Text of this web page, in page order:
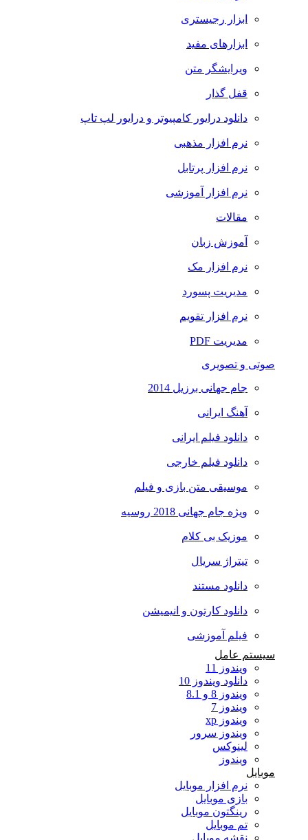
ابزار رجیستری
ابزارهای مفید
ویرایشگر متن
قفل گذار
دانلود درایور کامپیوتر و درایور لپ تاپ
نرم افزار مذهبی
نرم افزار پرتابل
نرم افزار آموزشی
مقالات
آموزش زبان
نرم افزار مک
مدیریت پسورد
نرم افزار تقویم
مدیریت PDF
صوتی و تصویری
جام جهانی برزیل 2014
آهنگ ایرانی
دانلود فیلم ایرانی
دانلود فیلم خارجی
موسیقی متن بازی و فیلم
ویژه جام جهانی 2018 روسیه
موزیک بی کلام
تیتراژ سریال
دانلود مستند
دانلود کارتون و انیمیشن
فیلم آموزشی
سیستم عامل
ویندوز 11
دانلود ویندوز 10
ویندوز 8 و 8.1
ویندوز 7
ویندوز xp
ویندوز سرور
لینوکس
ویندوز
نرم افزار موبایل
بازی موبایل
رینگتون موبایل
تم موبایل
نقشه موبایل